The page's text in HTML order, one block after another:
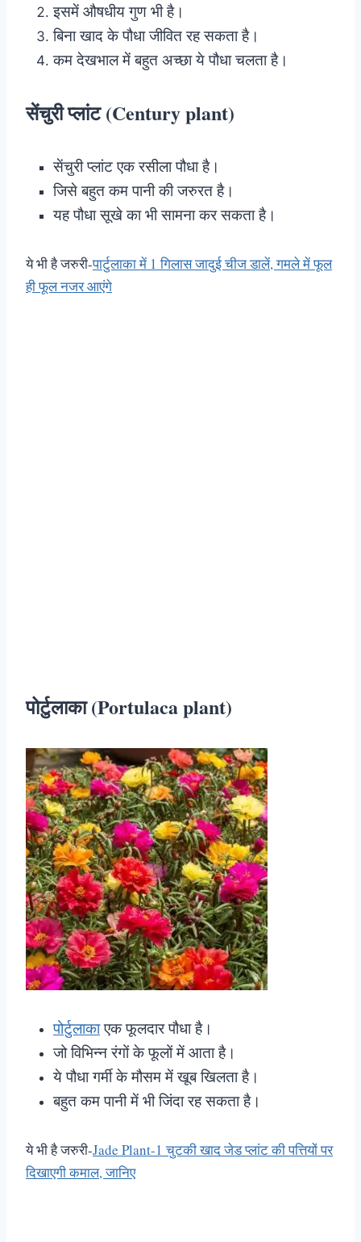
इसमें औषधीय गुण भी है।
बिना खाद के पौधा जीवित रह सकता है।
कम देखभाल में बहुत अच्छा ये पौधा चलता है।
सेंचुरी प्लांट (Century plant)
सेंचुरी प्लांट एक रसीला पौधा है।
जिसे बहुत कम पानी की जरुरत है।
यह पौधा सूखे का भी सामना कर सकता है।
ये भी है जरुरी-पार्टुलाका में 1 गिलास जादुई चीज डालें, गमले में फूल
ही फूल नजर आएंगे
पोर्टुलाका (Portulaca plant)
पोर्टुलाकाएक फूलदार पौधा है।
जो विभिन्न रंगों के फूलों में आता है।
ये पौधा गर्मी के मौसम में खूब खिलता है।
बहुत कम पानी में भी जिंदा रह सकता है।
ये भी है जरुरी-Jade Plant-1 चुटकी खाद जेड प्लांट की पत्तियों पर
दिखाएगी कमाल, जानिए